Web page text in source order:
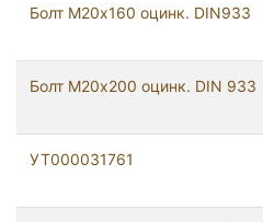
Болт М20х160 оцинк. DIN933
Болт М20х200 оцинк. DIN 933
УТ000031761